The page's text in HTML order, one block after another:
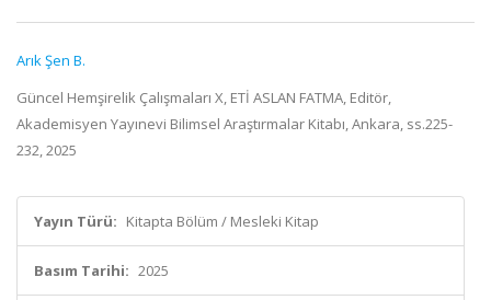
Arık Şen B.
Güncel Hemşirelik Çalışmaları X, ETİ ASLAN FATMA, Editör,
Akademisyen Yayınevi Bilimsel Araştırmalar Kitabı, Ankara, ss.225-
232, 2025
Yayın Türü: Kitapta Bölüm / Mesleki Kitap
Basım Tarihi: 2025